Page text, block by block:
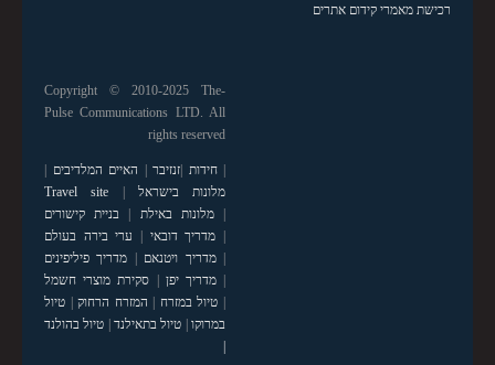
רכישת מאמרי קידום אתרים
Copyright © 2010-2025 The-
Pulse Communications LTD. All
rights reserved
|חידות זנזיבר האיים המלדיבים
מלונות בישראל
Travel site
|מלונות באילת
בניית קישורים
מדריך דובאי
ערי בירה בעולם
|מדריך ויטנאם
מדריך פיליפינים
|מדריך יפן
סקירת מוצרי חשמל
טיול במזרח המזרח הרחוק| טיול
במרוקו| טיול בתאילנד| טיול בהולנד